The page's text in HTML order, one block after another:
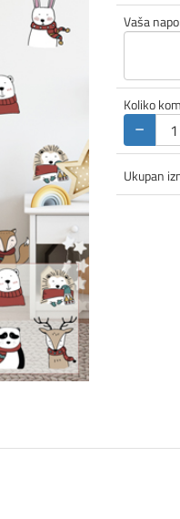
Vaša
Koliko
−
Ukupan